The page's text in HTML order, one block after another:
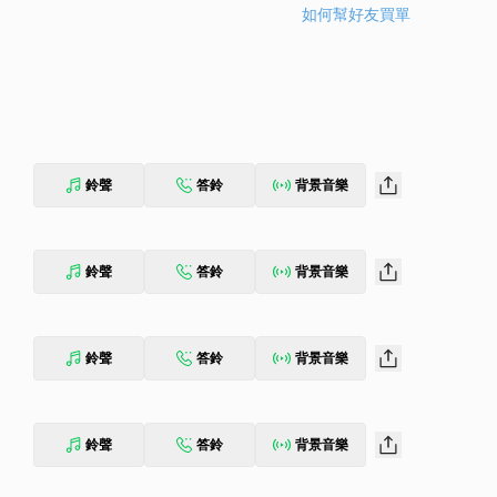
如何幫好友買單
鈴聲 答鈴 背景音樂
鈴聲 答鈴 背景音樂
鈴聲 答鈴 背景音樂
鈴聲 答鈴 背景音樂